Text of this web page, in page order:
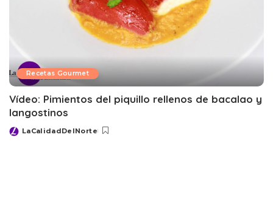
Recetas Gourmet
Vídeo: Pimientos del piquillo rellenos de bacalao y
langostinos
Posted
LaCalidadDelNorte